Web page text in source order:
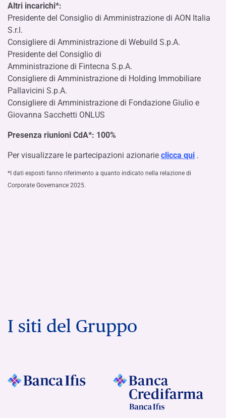
Altri incarichi*:
Presidente del Consiglio di Amministrazione di AON Italia
S.r.l.
Consigliere di Amministrazione di Webuild S.p.A.
Presidente del Consiglio di
Amministrazione di Fintecna S.p.A.
Consigliere di Amministrazione di Holding Immobiliare
Pallavicini S.p.A.
Consigliere di Amministrazione di Fondazione Giulio e
Giovanna Sacchetti ONLUS
Presenza riunioni CdA*: 100%
Per visualizzare le partecipazioni azionarie clicca qui .
*I dati esposti fanno riferimento a quanto indicato nella relazione di
Corporate Governance 2025.
I siti del Gruppo